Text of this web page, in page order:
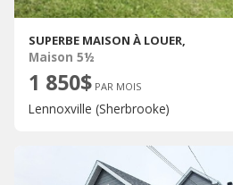
SUPERBE MAISON À LOUER,
Maison 5½
1 850$ PAR MOIS
Lennoxville (Sherbrooke)